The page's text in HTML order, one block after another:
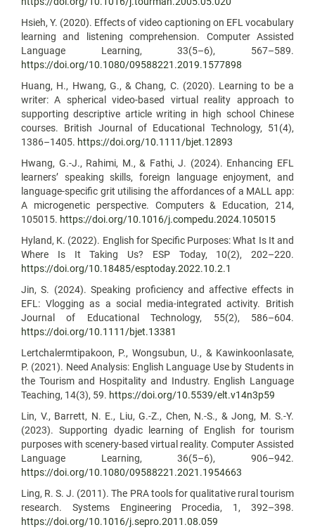
Hsieh, Y. (2020). Effects of video captioning on EFL vocabulary
learning and listening comprehension. Computer Assisted
Language Learning, 33(5–6), 567–589.
https://doi.org/10.1080/09588221.2019.1577898
Huang, H., Hwang, G., & Chang, C. (2020). Learning to be a
writer: A spherical video‐based virtual reality approach to
supporting descriptive article writing in high school Chinese
courses. British Journal of Educational Technology, 51(4),
1386–1405. https://doi.org/10.1111/bjet.12893
Hwang, G.-J., Rahimi, M., & Fathi, J. (2024). Enhancing EFL
learners’ speaking skills, foreign language enjoyment, and
language-specific grit utilising the affordances of a MALL app:
A microgenetic perspective. Computers & Education, 214,
105015. https://doi.org/10.1016/j.compedu.2024.105015
Hyland, K. (2022). English for Specific Purposes: What Is It and
Where Is It Taking Us? ESP Today, 10(2), 202–220.
https://doi.org/10.18485/esptoday.2022.10.2.1
Jin, S. (2024). Speaking proficiency and affective effects in
EFL: Vlogging as a social media‐integrated activity. British
Journal of Educational Technology, 55(2), 586–604.
https://doi.org/10.1111/bjet.13381
Lertchalermtipakoon, P., Wongsubun, U., & Kawinkoonlasate,
P. (2021). Need Analysis: English Language Use by Students in
the Tourism and Hospitality and Industry. English Language
Teaching, 14(3), 59. https://doi.org/10.5539/elt.v14n3p59
Lin, V., Barrett, N. E., Liu, G.-Z., Chen, N.-S., & Jong, M. S.-Y.
(2023). Supporting dyadic learning of English for tourism
purposes with scenery-based virtual reality. Computer Assisted
Language Learning, 36(5–6), 906–942.
https://doi.org/10.1080/09588221.2021.1954663
Ling, R. S. J. (2011). The PRA tools for qualitative rural tourism
research. Systems Engineering Procedia, 1, 392–398.
https://doi.org/10.1016/j.sepro.2011.08.059